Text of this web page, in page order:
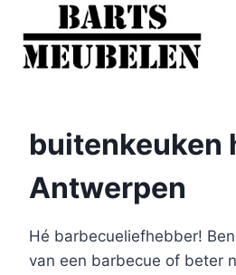
Doorgaan
naar
inhoud
buitenkeuken
Antwerpen
Hé barbecueliefhebber!
van een barbecue of beter